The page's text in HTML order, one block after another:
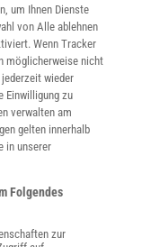
um Ihnen Dienste
von Alle ablehnen
Wenn Tracker
möglicherweise nicht
wieder
Einwilligung zu
verwalten am
gelten innerhalb
in unserer
Folgendes
zur